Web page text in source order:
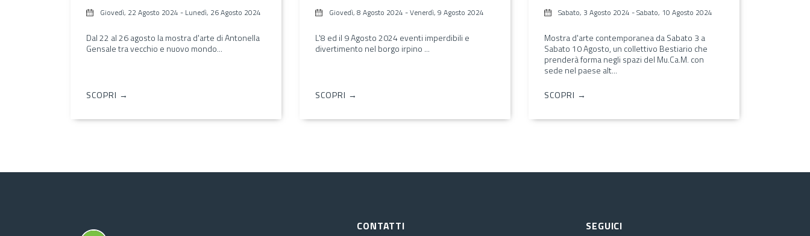
Giovedì, 22 Agosto 2024 - Lunedì, 26 Agosto 2024
Dal 22 al 26 agosto la mostra d'arte di Antonella
Gensale tra vecchio e nuovo mondo...
SCOPRI →
Giovedì, 8 Agosto 2024 -Venerdì, 9 Agosto 2024
L'8 ed il 9 Agosto 2024 eventi imperdibili e
divertimento nel borgo irpino ...
SCOPRI →
Sabato, 3 Agosto 2024 -Sabato, 10 Agosto 2024
Mostra d'arte contemporanea da Sabato 3 a
Sabato 10 Agosto, un collettivo Bestiario che
prenderà forma negli spazi del Mu.Ca.M. con
sede nel paese alt...
SCOPRI →
CONTATTI SEGUICI